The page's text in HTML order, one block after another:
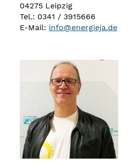
04275 Leipzig
Tel.: 0341 / 3915666
E-Mail: info@energieja.de